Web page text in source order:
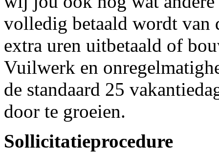
volledig betaald wordt
extra uren uitbetaald of
Vuilwerk en
de standaard 25
door te groeien.
Sollicitatieprocedure